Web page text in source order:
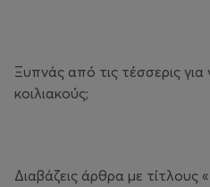
Ξυπνάς από τις τέσσερις για
κοιλιακούς;
Διαβάζεις άρθρα με τίτλους